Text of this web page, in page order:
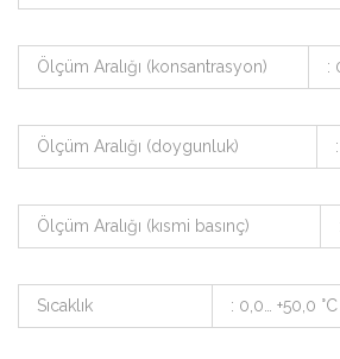
Ölçüm Aralığı (konsantrasyon) :
Ölçüm Aralığı (doygunluk)
Ölçüm Aralığı (kısmi basınç)
Sıcaklık : 0,0… +50,0 °C